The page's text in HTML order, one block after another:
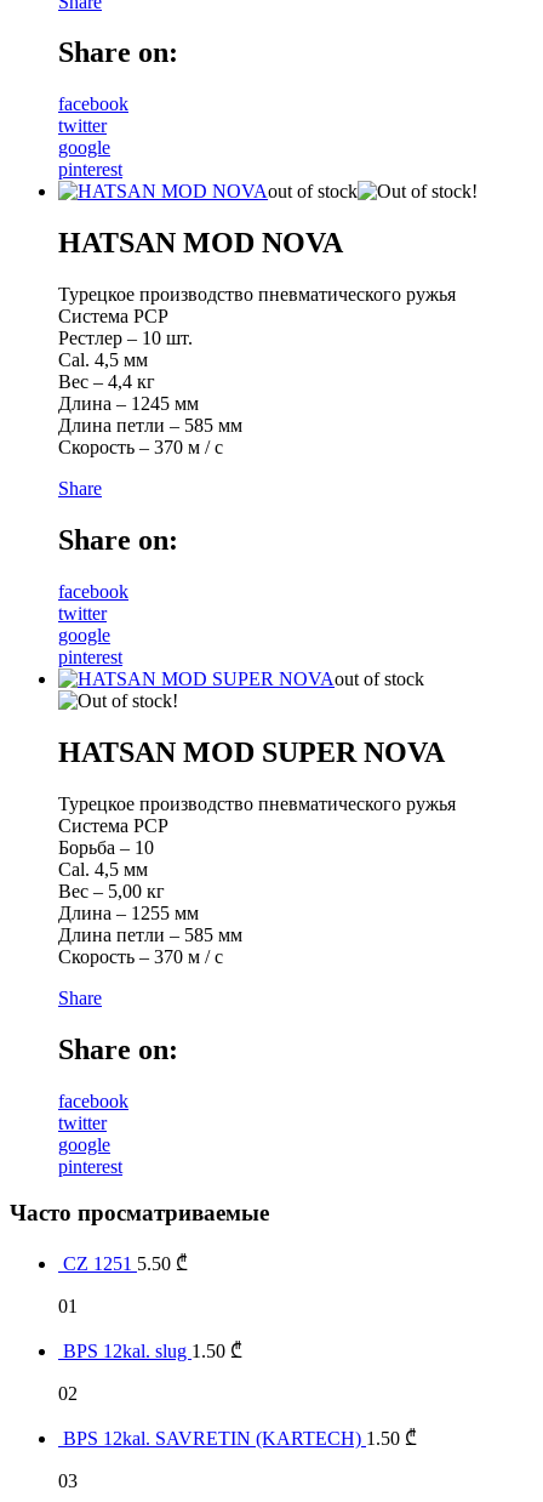
Share on:
facebook
twitter
google
pinterest
out of stock
HATSAN MOD NOVA
Турецкое производство пневматического ружья
Система PCP
Рестлер – 10 шт.
Cal. 4,5 мм
Вес – 4,4 кг
Длина – 1245 мм
Длина петли – 585 мм
Скорость – 370 м / с
Share
Share on:
facebook
twitter
google
pinterest
out of stock
HATSAN MOD SUPER NOVA
Турецкое производство пневматического ружья
Система PCP
Борьба – 10
Cal. 4,5 мм
Вес – 5,00 кг
Длина – 1255 мм
Длина петли – 585 мм
Скорость – 370 м / с
Share
Share on:
facebook
twitter
google
pinterest
Часто просматриваемые
CZ 1251 5.50 ₾
01
BPS 12kal. slug 1.50 ₾
02
BPS 12kal. SAVRETIN (KARTECH) 1.50 ₾
03